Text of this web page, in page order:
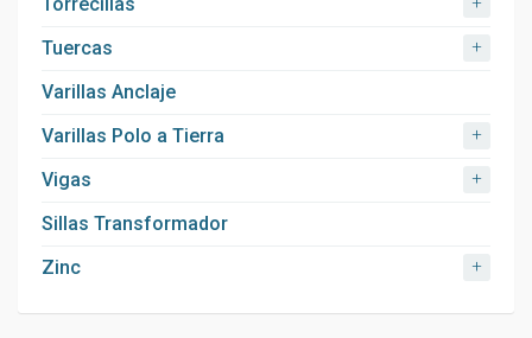
Tuercas +
Varillas Anclaje
Varillas Polo a Tierra
+
Vigas +
Sillas Transformador
Zinc
+